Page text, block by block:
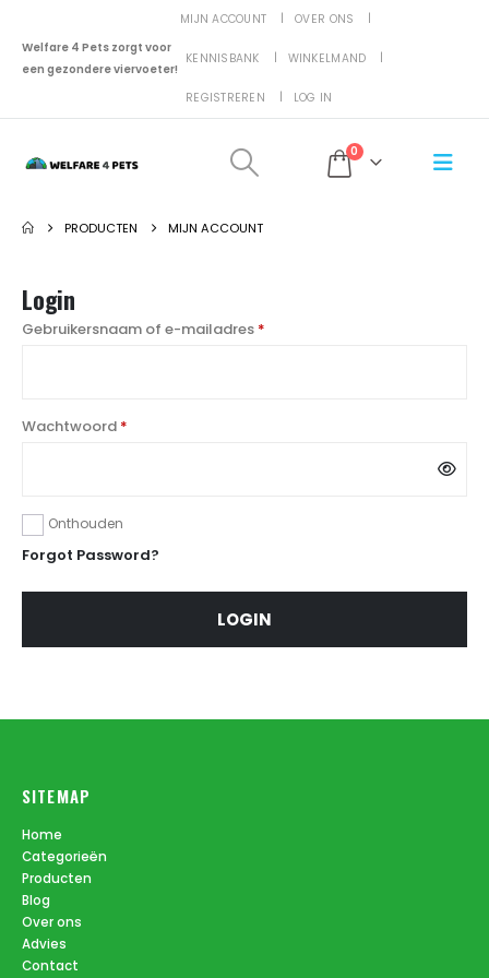
Welfare 4 Pets zorgt voor
een gezondere viervoeter!
MIJN ACCOUNT OVER ONS
KENNISBANK WINKELMAND
REGISTREREN LOG IN
0
PRODUCTEN MIJN ACCOUNT
Login
Gebruikersnaam of e-mailadres *
Wachtwoord *
Onthouden
Forgot Password?
LOGIN
SITEMAP
Home
Categorieën
Producten
Blog
Over ons
Advies
Contact